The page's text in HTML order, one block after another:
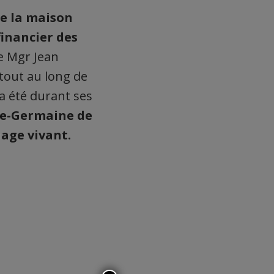
la maison
des
Mgr Jean
au long de
été durant ses
Germaine de
vivant.